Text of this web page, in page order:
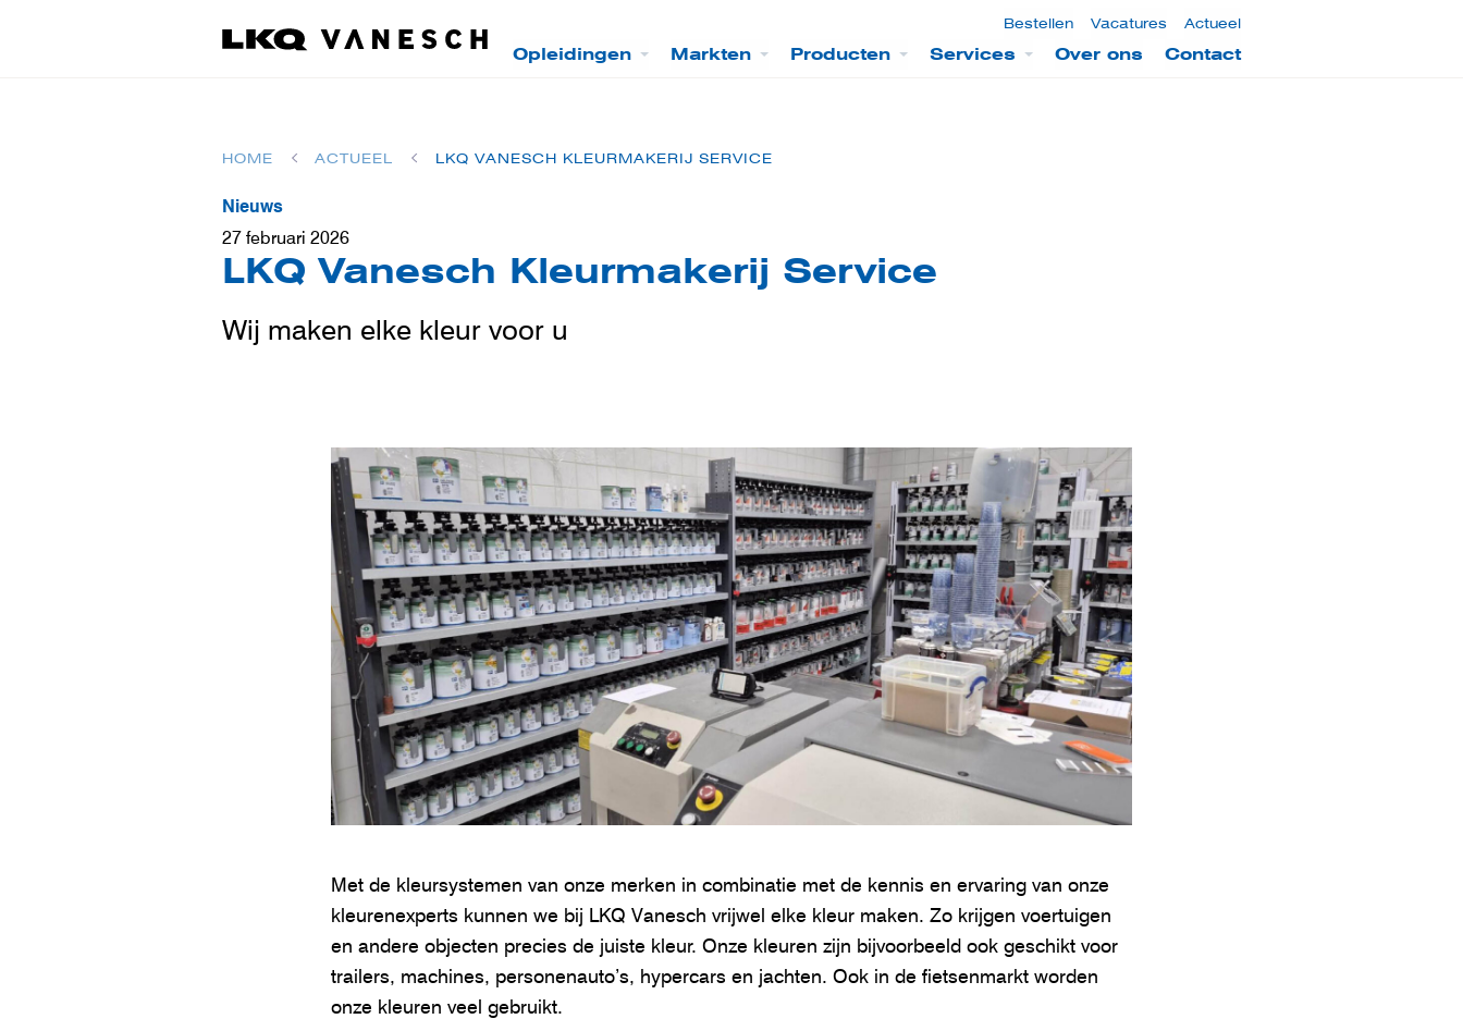
Bestellen Vacatures Actueel
Opleidingen Markten Producten Services Over ons Contact
HOME ACTUEEL LKQ VANESCH KLEURMAKERIJ SERVICE
Nieuws
27 februari 2026
LKQ Vanesch Kleurmakerij Service
Wij maken elke kleur voor u
Met de kleursystemen van onze merken in combinatie met de kennis en ervaring van onze
kleurenexperts kunnen we bij LKQ Vanesch vrijwel elke kleur maken. Zo krijgen voertuigen
en andere objecten precies de juiste kleur. Onze kleuren zijn bijvoorbeeld ook geschikt voor
trailers, machines, personenauto’s, hypercars en jachten. Ook in de fietsenmarkt worden
onze kleuren veel gebruikt.